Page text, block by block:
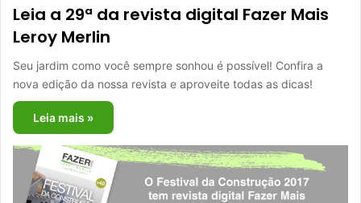
Leia a 29ª da revista digital Fazer Mais
Leroy Merlin
Seu jardim como você sempre sonhou é possível! Confira a
nova edição da nossa revista e aproveite todas as dicas!
Leia mais »